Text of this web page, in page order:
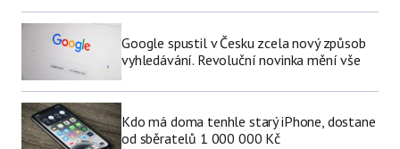
Google spustil v Česku zcela nový způsob
vyhledávání. Revoluční novinka mění vše
Kdo má doma tenhle starý iPhone, dostane
od sběratelů 1 000 000 Kč